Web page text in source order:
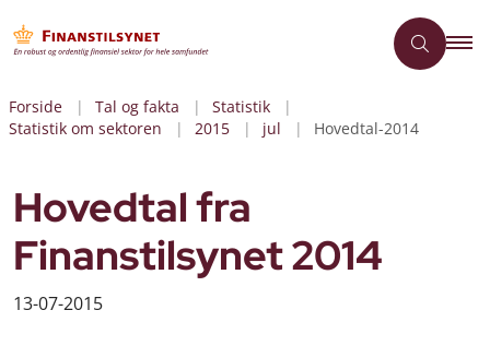
Forside Tal og fakta
Statistik
Statistik om sektoren
2015 jul Hovedtal-2014
Hovedtal fra
Finanstilsynet 2014
13-07-2015